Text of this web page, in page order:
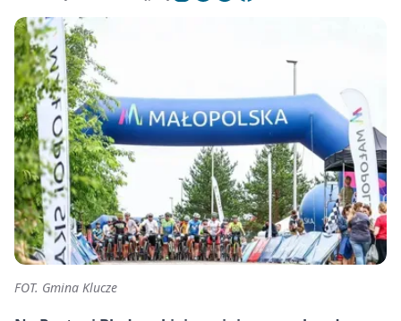
FOT. Gmina Klucze